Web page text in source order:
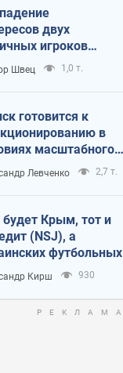
двух
игроков
тайный план
и Путина?
Швец 1,0 т.
готовится к
в
масштабного
кризиса
Левченко 2,7 т.
будет Крым, тот и
(NSJ), а
футбольных
могут
убийцами
Кирш 930